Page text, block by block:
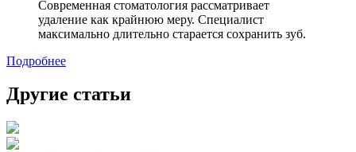
Современная стоматология рассматривает
удаление как крайнюю меру. Специалист
максимально длительно старается сохранить зуб.
Подробнее
Другие статьи